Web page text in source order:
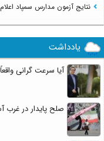
نتایج آزمون مدارس سمپاد اعلام
یادداشت
آیا سرعت گرانی
صلح پایدار در غرب